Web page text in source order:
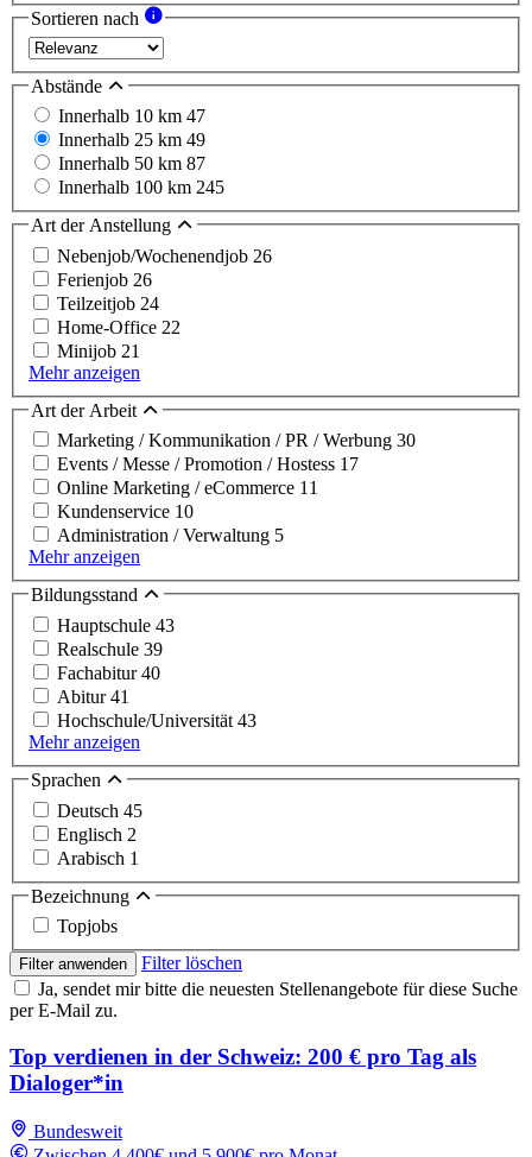
Sortieren nach
Abstände
Innerhalb 10 km 47
Innerhalb 25 km 49
Innerhalb 50 km 87
Innerhalb 100 km 245
Art der Anstellung
Nebenjob/Wochenendjob 26
Ferienjob 26
Teilzeitjob 24
Home-Office 22
Minijob 21
Mehr anzeigen
Art der Arbeit
Marketing / Kommunikation / PR / Werbung 30
Events / Messe / Promotion / Hostess 17
Online Marketing / eCommerce 11
Kundenservice 10
Administration / Verwaltung 5
Mehr anzeigen
Bildungsstand
Hauptschule 43
Realschule 39
Fachabitur40
Abitur41
Hochschule/Universität 43
Mehr anzeigen
Sprachen
Deutsch 45
Englisch 2
Arabisch 1
Bezeichnung
Topjobs
Filter anwenden
Filter löschen
Ja, sendet mir bitte die neuesten Stellenangebote für diese Suche
per E-Mail zu.
Top verdienen in der Schweiz: 200 € pro Tag als
Dialoger*in
Bundesweit